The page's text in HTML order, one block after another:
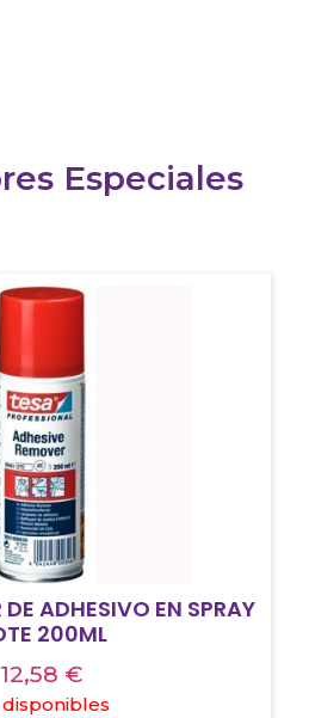
Especiales
ADHESIVO EN SPRAY
200ML
12,58 €
disponibles